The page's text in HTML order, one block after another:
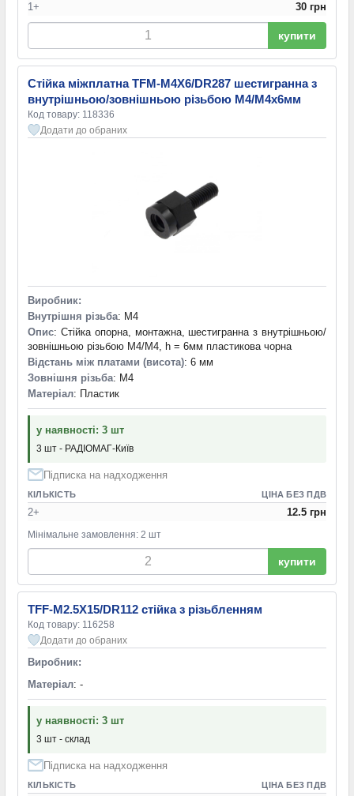
1+ 30 грн
купити
Стійка міжплатна TFM-M4X6/DR287 шестигранна з
внутрішньою/зовнішньою різьбою М4/М4х6мм
Код товару: 118336
Додати до обраних
Виробник:
Внутрішня різьба: M4
Опис: Стійка опорна, монтажна, шестигранна з внутрішньою/
зовнішньою різьбою М4/М4, h = 6мм пластикова чорна
Відстань між платами (висота): 6 мм
Зовнішня різьба: M4
Матеріал: Пластик
у наявності: 3 шт
3 шт - РАДІОМАГ-Київ
Підписка на надходження
КІЛЬКІСТЬ ЦІНА БЕЗ ПДВ
2+ 12.5 грн
Мінімальне замовлення: 2 шт
купити
TFF-M2.5X15/DR112 стійка з різьбленням
Код товару: 116258
Додати до обраних
Виробник:
Матеріал: -
у наявності: 3 шт
3 шт - склад
Підписка на надходження
КІЛЬКІСТЬ ЦІНА БЕЗ ПДВ